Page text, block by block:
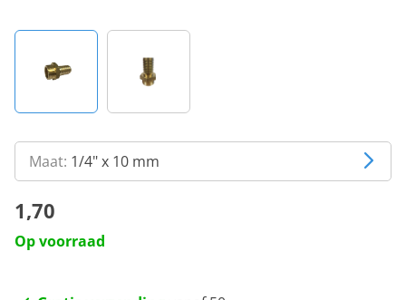
Maat: 1/4" x 10 mm
1,70
Op voorraad